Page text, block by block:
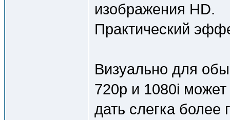
изображения HD.
Практический
Визуально для
720p и 1080i
дать слегка более